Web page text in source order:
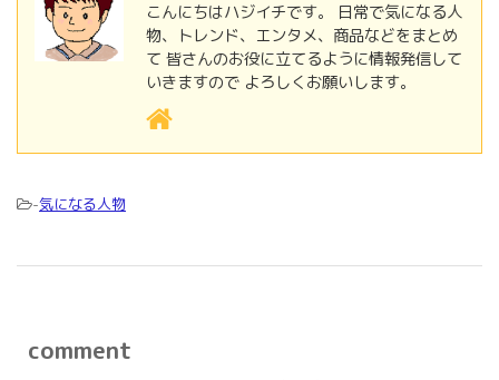
こんにちはハジイチです。 日常で気になる人
物、トレンド、エンタメ、商品などをまとめ
て 皆さんのお役に立てるように情報発信して
いきますので よろしくお願いします。
-気になる人物
comment